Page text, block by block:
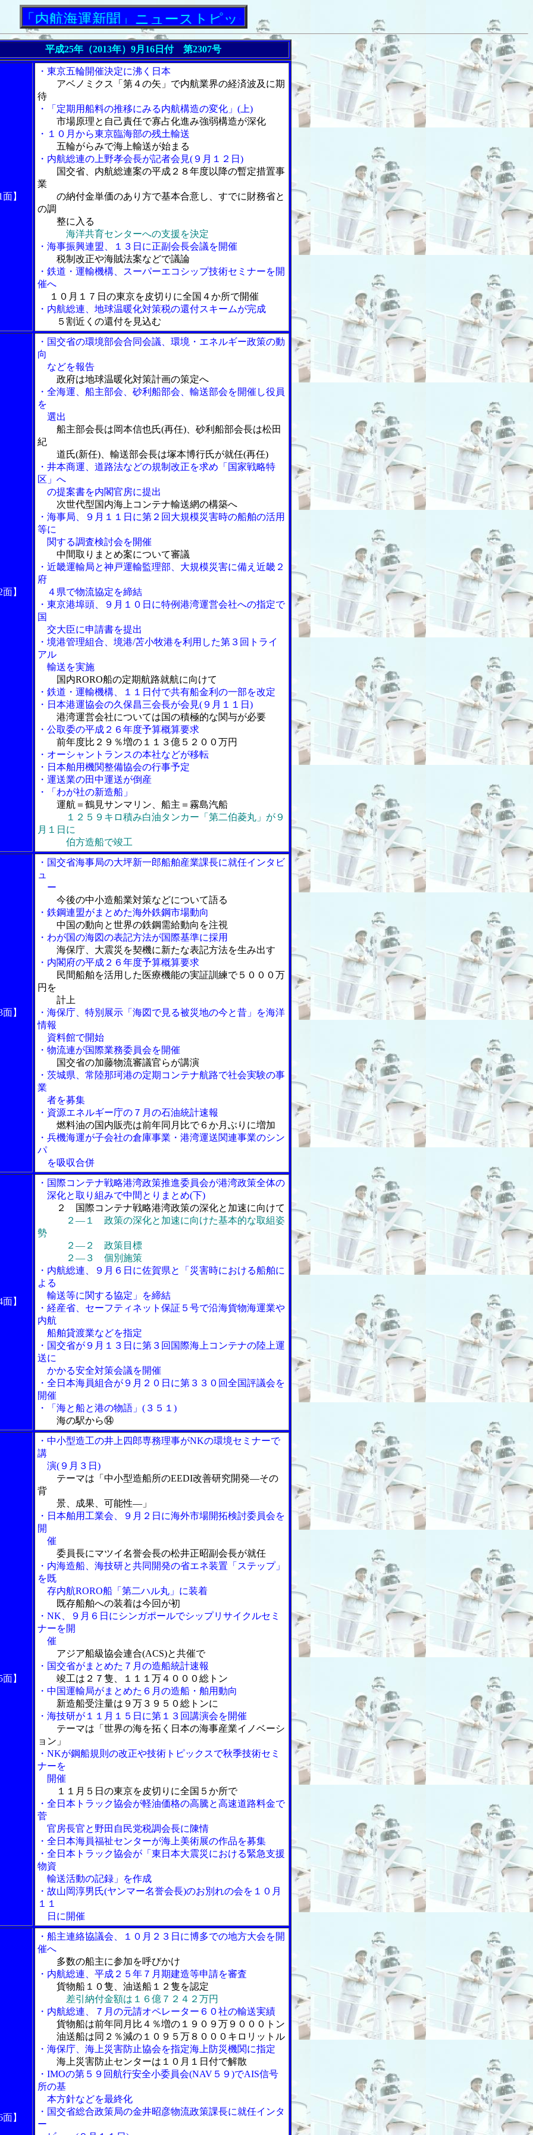
海運新聞」ニューストピックス
平成25年（2013年）9月16日付 第2307号
】
・東京五輪開催決定に沸く日本
アベノミクス「第４の矢」で内航業界の経済波及に期
待
・「定期用船料の推移にみる内航構造の変化」(上)
市場原理と自己責任で寡占化進み強弱構造が深化
・１０月から東京臨海部の残土輸送
五輪がらみで海上輸送が始まる
・内航総連の上野孝会長が記者会見(９月１２日)
国交省、内航総連案の平成２８年度以降の暫定措置事
業
の納付金単価のあり方で基本合意し、すでに財務省と
の調
整に入る
海洋共育センターへの支援を決定
・海事振興連盟、１３日に正副会長会議を開催
税制改正や海賊法案などで議論
・鉄道・運輸機構、スーパーエコシップ技術セミナーを開
催へ
１０月１７日の東京を皮切りに全国４か所で開催
・内航総連、地球温暖化対策税の還付スキームが完成
５割近くの還付を見込む
】
・国交省の環境部会合同会議、環境・エネルギー政策の動
向
などを報告
政府は地球温暖化対策計画の策定へ
・全海運、船主部会、砂利船部会、輸送部会を開催し役員
を
選出
船主部会長は岡本信也氏(再任)、砂利船部会長は松田
紀
道氏(新任)、輸送部会長は塚本博行氏が就任(再任)
・井本商運、道路法などの規制改正を求め「国家戦略特
区」へ
の提案書を内閣官房に提出
次世代型国内海上コンテナ輸送網の構築へ
・海事局、９月１１日に第２回大規模災害時の船舶の活用
等に
関する調査検討会を開催
中間取りまとめ案について審議
・近畿運輸局と神戸運輸監理部、大規模災害に備え近畿２
府
４県で物流協定を締結
・東京港埠頭、９月１０日に特例港湾運営会社への指定で
国
交大臣に申請書を提出
・境港管理組合、境港/苫小牧港を利用した第３回トライ
アル
輸送を実施
国内RORO船の定期航路就航に向けて
・鉄道・運輸機構、１１日付で共有船金利の一部を改定
・日本港運協会の久保昌三会長が会見(９月１１日)
港湾運営会社については国の積極的な関与が必要
・公取委の平成２６年度予算概算要求
前年度比２９％増の１１３億５２００万円
・オーシャントランスの本社などが移転
・日本舶用機関整備協会の行事予定
・運送業の田中運送が倒産
・「わが社の新造船」
運航＝鶴見サンマリン、船主＝霧島汽船
１２５９キロ積み白油タンカー「第二伯菱丸」が９
月１日に
伯方造船で竣工
】
・国交省海事局の大坪新一郎船舶産業課長に就任インタビ
ュ
ー
今後の中小造船業対策などについて語る
・鉄鋼連盟がまとめた海外鉄鋼市場動向
中国の動向と世界の鉄鋼需給動向を注視
・わが国の海図の表記方法が国際基準に採用
海保庁、大震災を契機に新たな表記方法を生み出す
・内閣府の平成２６年度予算概算要求
民間船舶を活用した医療機能の実証訓練で５０００万
円を
計上
・海保庁、特別展示「海図で見る被災地の今と昔」を海洋
情報
資料館で開始
・物流連が国際業務委員会を開催
国交省の加藤物流審議官らが講演
・茨城県、常陸那珂港の定期コンテナ航路で社会実験の事
業
者を募集
・資源エネルギー庁の７月の石油統計速報
燃料油の国内販売は前年同月比で６か月ぶりに増加
・兵機海運が子会社の倉庫事業・港湾運送関連事業のシン
パ
を吸収合併
】
・国際コンテナ戦略港湾政策推進委員会が港湾政策全体の
深化と取り組みで中間とりまとめ(下)
２ 国際コンテナ戦略港湾政策の深化と加速に向けて
２―１ 政策の深化と加速に向けた基本的な取組姿
勢
２―２ 政策目標
２―３ 個別施策
・内航総連、９月６日に佐賀県と「災害時における船舶に
よる
輸送等に関する協定」を締結
・経産省、セーフティネット保証５号で沿海貨物海運業や
内航
船舶貸渡業などを指定
・国交省が９月１３日に第３回国際海上コンテナの陸上運
送に
かかる安全対策会議を開催
・全日本海員組合が９月２０日に第３３０回全国評議会を
開催
・「海と船と港の物語」(３５１)
海の駅から⑭
】
・中小型造工の井上四郎専務理事がNKの環境セミナーで
講
演(９月３日)
テーマは「中小型造船所のEEDI改善研究開発―その
背
景、成果、可能性―」
・日本舶用工業会、９月２日に海外市場開拓検討委員会を
開
催
委員長にマツイ名誉会長の松井正昭副会長が就任
・内海造船、海技研と共同開発の省エネ装置「ステップ」
を既
存内航RORO船「第二ハル丸」に装着
既存船舶への装着は今回が初
・NK、９月６日にシンガポールでシップリサイクルセミ
ナーを開
催
アジア船級協会連合(ACS)と共催で
・国交省がまとめた７月の造船統計速報
竣工は２７隻、１１１万４０００総トン
・中国運輸局がまとめた６月の造船・舶用動向
新造船受注量は９万３９５０総トンに
・海技研が１１月１５日に第１３回講演会を開催
テーマは「世界の海を拓く日本の海事産業イノベーシ
ョン」
・NKが鋼船規則の改正や技術トピックスで秋季技術セミ
ナーを
開催
１１月５日の東京を皮切りに全国５か所で
・全日本トラック協会が軽油価格の高騰と高速道路料金で
菅
官房長官と野田自民党税調会長に陳情
・全日本海員福祉センターが海上美術展の作品を募集
・全日本トラック協会が「東日本大震災における緊急支援
物資
輸送活動の記録」を作成
・故山岡淳男氏(ヤンマー名誉会長)のお別れの会を１０月
１１
日に開催
】
・船主連絡協議会、１０月２３日に博多での地方大会を開
催へ
多数の船主に参加を呼びかけ
・内航総連、平成２５年７月期建造等申請を審査
貨物船１０隻、油送船１２隻を認定
差引納付金額は１６億７２４２万円
・内航総連、７月の元請オペレーター６０社の輸送実績
貨物船は前年同月比４％増の１９０９万９０００トン
油送船は同２％減の１０９５万８０００キロリットル
・海保庁、海上災害防止協会を指定海上防災機関に指定
海上災害防止センターは１０月１日付で解散
・IMOの第５９回航行安全小委員会(NAV５９)でAIS信号
所の基
本方針などを最終化
・国交省総合政策局の金井昭彦物流政策課長に就任インタ
ー